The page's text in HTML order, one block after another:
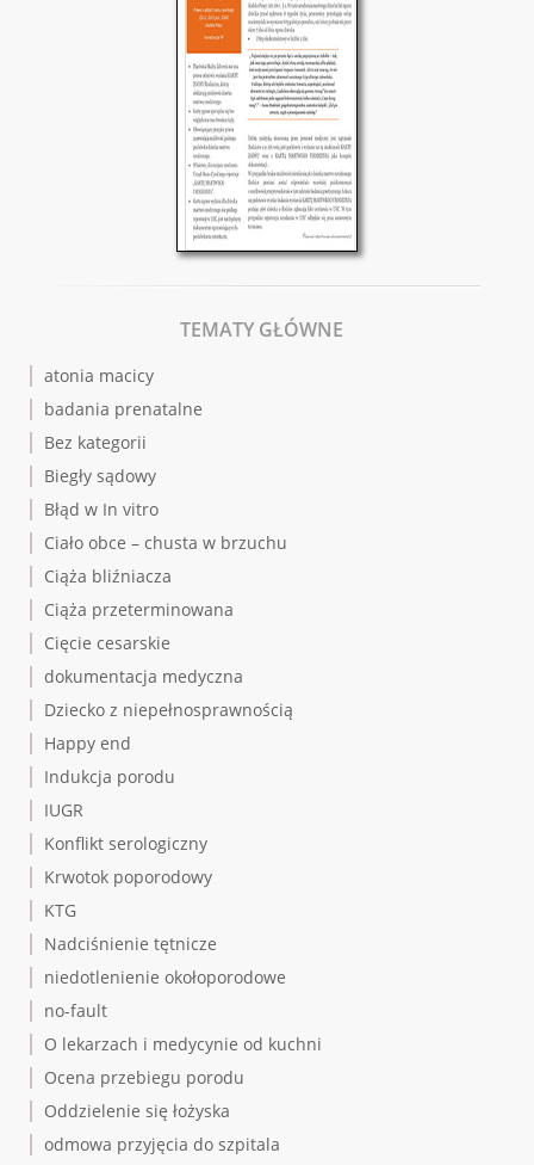
TEMATY GŁÓWNE
atonia macicy
badania prenatalne
Bez kategorii
Biegły sądowy
Błąd w In vitro
Ciało obce – chusta w brzuchu
Ciąża bliźniacza
Ciąża przeterminowana
Cięcie cesarskie
dokumentacja medyczna
Dziecko z niepełnosprawnością
Happy end
Indukcja porodu
IUGR
Konflikt serologiczny
Krwotok poporodowy
KTG
Nadciśnienie tętnicze
niedotlenienie okołoporodowe
no-fault
O lekarzach i medycynie od kuchni
Ocena przebiegu porodu
Oddzielenie się łożyska
odmowa przyjęcia do szpitala